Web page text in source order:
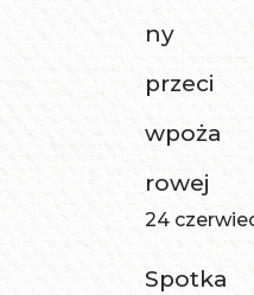
ny
przeci
wpoża
rowej
24
Spotka